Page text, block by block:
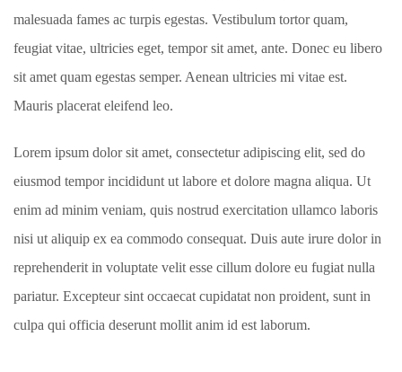
malesuada fames ac turpis egestas. Vestibulum tortor quam,
feugiat vitae, ultricies eget, tempor sit amet, ante. Donec eu libero
sit amet quam egestas semper. Aenean ultricies mi vitae est.
Mauris placerat eleifend leo.
Lorem ipsum dolor sit amet, consectetur adipiscing elit, sed do
eiusmod tempor incididunt ut labore et dolore magna aliqua. Ut
enim ad minim veniam, quis nostrud exercitation ullamco laboris
nisi ut aliquip ex ea commodo consequat. Duis aute irure dolor in
reprehenderit in voluptate velit esse cillum dolore eu fugiat nulla
pariatur. Excepteur sint occaecat cupidatat non proident, sunt in
culpa qui officia deserunt mollit anim id est laborum.